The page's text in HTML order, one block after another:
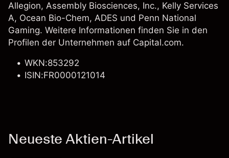
Allegion, Assembly Biosciences, Inc., Kelly Services
A, Ocean Bio-Chem, ADES und Penn National
Gaming. Weitere Informationen finden Sie in den
Profilen der Unternehmen auf Capital.com.
WKN:853292
ISIN:FR0000121014
Neueste Aktien-Artikel